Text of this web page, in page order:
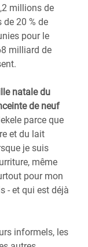
millions de
20 % de
pour le
milliard de
natale du
de neuf
parce que
et du lait
je suis
même
pour mon
- et qui est déjà
informels, les